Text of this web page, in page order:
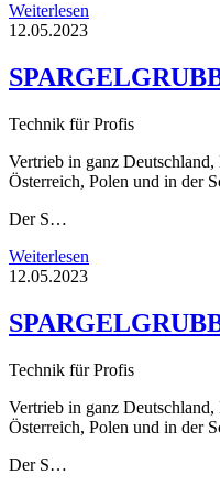
Weiterlesen
12.05.2023
Technik für Profis
Vertrieb in ganz
Österreich, Polen und in der
Der S…
Weiterlesen
12.05.2023
Technik für Profis
Vertrieb in ganz
Österreich, Polen und in der
Der S…